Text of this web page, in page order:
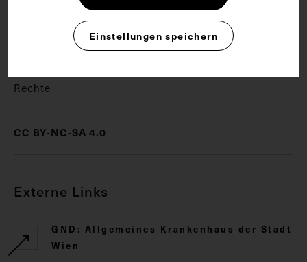
Allgemeinmedizin
Rechte
CC BY-NC-SA 4.0
Externe Links
GND: Allgemeines Krankenhaus der Stadt
Wien
Einstellungen speichern